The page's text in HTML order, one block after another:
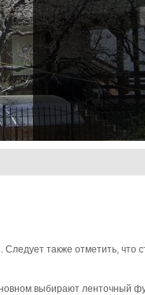
. Следует также отметить, что
выбирают ленточный